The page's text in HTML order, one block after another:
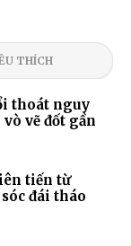
THÍCH
thoát nguy
vẽ đốt gần
tiến từ
đái tháo